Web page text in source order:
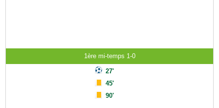
1ère mi-temps 1-0
27'
45'
90'